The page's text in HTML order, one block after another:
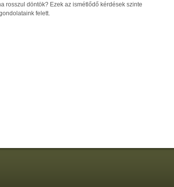
rosszul döntök? Ezek az ismétlődő kérdések szinte
felett.